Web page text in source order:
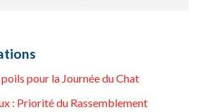
pour la Journée du Chat
: Priorité du Rassemblement